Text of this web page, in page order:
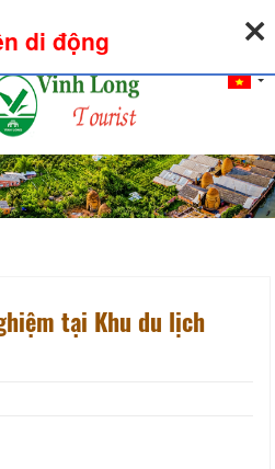
Đăng nhập
tại Khu du lịch
di động